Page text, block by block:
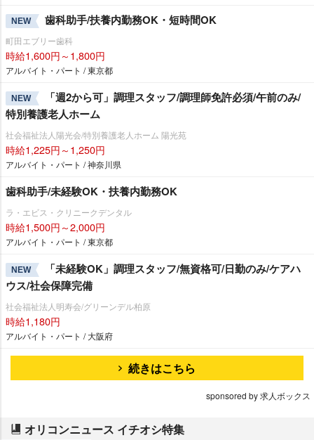
NEW 歯科助手/扶養内勤務OK・短時間OK
町田エブリー歯科
時給1,600円～1,800円
アルバイト・パート / 東京都
NEW
「週2から可」調理スタッフ/調理師免許必須/午前のみ/
特別養護老人ホーム
社会福祉法人陽光会/特別養護老人ホーム 陽光苑
時給1,225円～1,250円
アルバイト・パート / 神奈川県
歯科助手/未経験OK・扶養内勤務OK
ラ・エビス・クリニークデンタル
時給1,500円～2,000円
アルバイト・パート / 東京都
NEW
「未経験OK」調理スタッフ/無資格可/日勤のみ/ケアハ
ウス/社会保障完備
社会福祉法人明寿会/グリーンデル柏原
時給1,180円
アルバイト・パート / 大阪府
続きはこちら
sponsored by 求人ボックス
オリコンニュース イチオシ特集